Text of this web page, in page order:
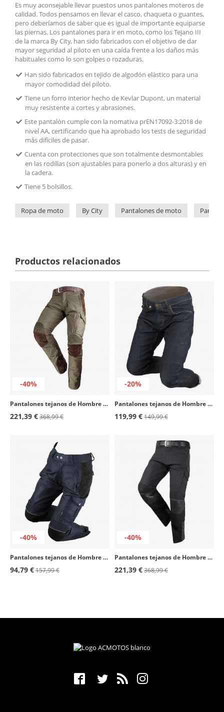
Es muy aconsejable llevar puestos unos pantalones moteros de
calidad. Todos pensamos en llevar el casco, chaqueta o guantes,
pero deberíamos de saber que es igual de importante equiparse
las piernas. Los pantalones para ir en moto, como los Tejano III
de la marca By City, han sido fabricados con el objetivo de dar
mayor seguridad al piloto en una caída frente a los daños más
habituales como lo son golpes o rozaduras.
Han sido fabricados en tejido de algodón elástico para una
mayor comodidad del piloto.
Tiene un forro interior hecho de Kevlar Dupont, un material
muy resistente a cortes y abrasiones.
Este pantalón cumple con la nomativa prEN17092-3:2018 de
nivel AA, certificando que ha aprobado los tests de seguridad
más difíciles de pasar.
Cuenta con protecciones que son totalmente desmontables
en las rodillas (son ajustables para ponerlo a dos alturas) y en
la cadera.
Tiene 5 bolsillos.
Ropa de moto By City Pantalones de moto
Productos relacionados
-40%
Pantalones tejanos de Hombre By City Mixed Adventure marrón
221,39 €368,99 €
-20%
Pantalones tejanos de Hombre By City Camaleon tejano oscuro
119,99 €149,99 €
-40%
Pantalones tejanos de Hombre By City Mixed Venty azul marino
94,79 €157,99 €
-40%
Pantalones tejanos de Hombre By City Mixed Adventure negro
221,39 €368,99 €